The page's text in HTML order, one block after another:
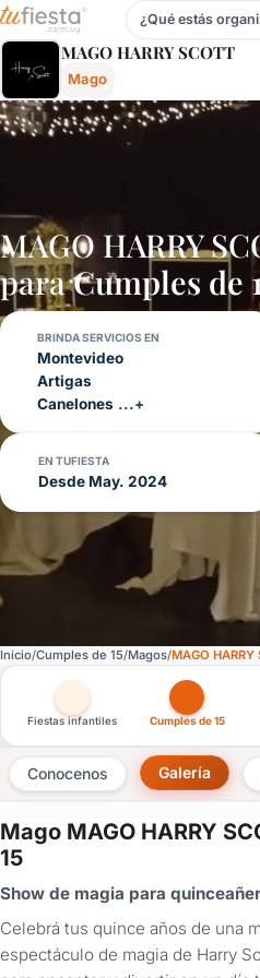
Mago Harry Scott - Mago Para
¿Qué estás
MAGO HARRY SCOTT
Mago
MAGO HARRY
paraCumples de
BRINDA SERVICIOS EN
Montevideo
Artigas
Canelones ...+
EN TUFIESTA
Desde May. 2024
Inicio Cumples de 15 Magos MAGO HARRY
Otras versiones de esta
Fiestas infantiles Cumples de 15
Conocenos Galería
Mago MAGO HARRY
15
Show de magia para
Celebrá tus quince años de una
espectáculo de magia de Harry
×
Consultar
¿Ya
tenés
cuenta?